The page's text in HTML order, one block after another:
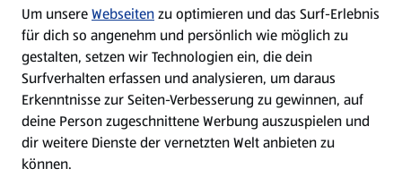
WhatsApp
Über ALDI SÜD
Filialen
Um unsereWebseitenzu optimieren und das Surf-Erlebnis
für dich so angenehm und persönlich wie möglich zu
gestalten, setzen wir Technologien ein, die dein
Surfverhalten erfassen und analysieren, um daraus
Erkenntnisse zur Seiten-Verbesserung zu gewinnen, auf
deine Person zugeschnittene Werbung auszuspielen und
dir weitere Dienste der vernetzten Welt anbieten zu
können.